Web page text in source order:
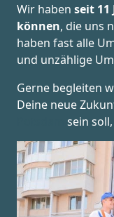
Wir haben seit
können, die uns
haben fast alle
und unzählige
Gerne begleiten
Deine neue
sein